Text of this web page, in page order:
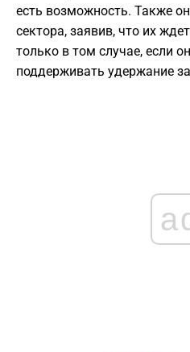
есть возможность. Также
сектора, заявив, что их
только в том случае, если
поддерживать удержание